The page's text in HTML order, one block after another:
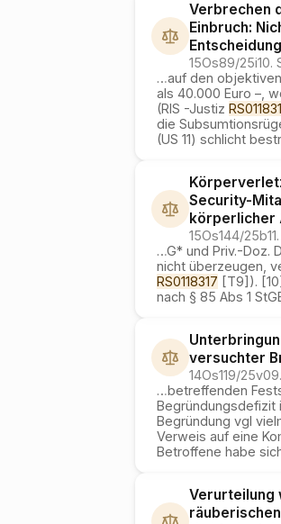
Verbrechen
Einbruch:
Entscheidung
15Os89/25i10.
…auf den
als 40.000 Euro –,
(RIS -Justiz
die
(US 11) schlicht
Security-
körperlicher
15Os144/25b
…G* und Priv.-Doz.
nicht überzeugen,
RS0118317 [T9]).
nach § 85 Abs 1
versuchter
14Os119/25v
…betreffenden
Begründungsdefizit
Begründung vgl
Verweis auf eine
Betroffene habe
Verurteilung